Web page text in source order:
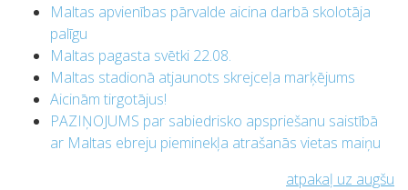
Maltas apvienības pārvalde aicina darbā skolotāja
palīgu
Maltas pagasta svētki 22.08.
Maltas stadionā atjaunots skrejceļa marķējums
Aicinām tirgotājus!
PAZIŅOJUMS par sabiedrisko apspriešanu saistībā
ar Maltas ebreju pieminekļa atrašanās vietas maiņu
atpakaļ uz augšu